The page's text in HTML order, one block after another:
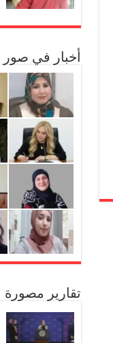
أخبار في صور
تقارير مصورة